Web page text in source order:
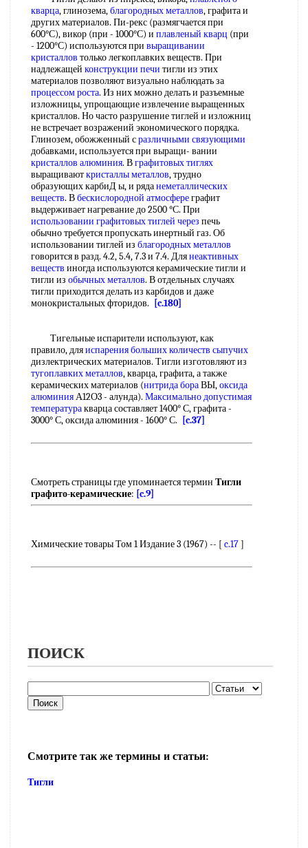
кварца, глинозема,благородных металлов, графита и
других материалов. Пи-рекс (размягчается при
600°С), викор (при - 1000°С) и плавленый кварц (при
- 1200°С) используются при выращивании
кристаллов только легкоплавких веществ. При
надлежащей конструкции печи тигли из этих
материалов позволяют визуально наблюдать за
процессом роста. Из них можно делать и разъемные
изложницы, упрощающие извлечение выращенных
кристаллов. Но часто разрушение тиглей и изложниц
не встречает возражений экономического порядка.
Глинозем, обожженный сразличными связующими
добавками, используется при выращи- вании
кристаллов алюминия. Вграфитовых тиглях
выращиваюткристаллы металлов, трудно
образующих карбиД ы, и ряданеметаллических
веществ. Вбескислородной атмосфереграфит
выдерживает нагревание до 2500 °С. При
использовании графитовыхтиглей через печь
обычно требуется пропускать инертный газ. Об
использовании тиглей из благородных металлов
говорится в разд. 4.2, 5.4, 7.3 и 7.4. Длянеактивных
веществ иногда используются керамические тигли и
тигли из обычных металлов. В отдельных случаях
тигли приходится делать из карбидов и даже
монокристальных фторидов.
[c.180]
Тигельные испарители используют, как
правило, дляиспарения большихколичеств сыпучих
дизлектрических материалов. Тигли изготовляют из
тугоплавких металлов, кварца, графита, а также
керамических материалов (нитрида бораВЫ,оксида
алюминияА12О3 - алунда). Максимально допустимая
температуракварца составляет 1400° С, графита -
3000° С, оксида алюминия - 1600° С.
[c.37]
Смотреть страницы где упоминается термин Тигли
графито-керамические: [c.9]
Химические товары Том 1 Издание 3 (1967) -- [ c.17]
ПОИСК
Смотрите так же термины и статьи:
Тигли